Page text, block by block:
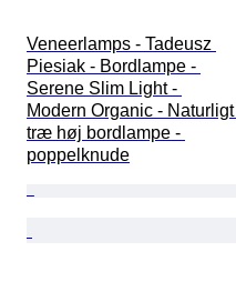
Veneerlamps - Tadeusz
Piesiak - Bordlampe -
Serene Slim Light -
Modern Organic - Naturligt
træ høj bordlampe -
poppelknude